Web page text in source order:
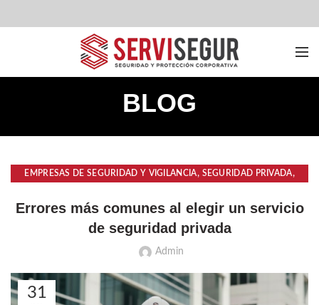
BLOG
EMPRESAS DE SEGURIDAD Y VIGILANCIA, SEGURIDAD PRIVADA,
Errores más comunes al elegir un servicio
de seguridad privada
Admin
31